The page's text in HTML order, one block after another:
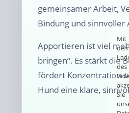
Mit
dem
des
Sie
gemeinsamer Arbeit,
Bindung und sinnvoller
Apportieren ist viel
bringen“. Es stärkt die
fördert Konzentration
Hund eine klare,